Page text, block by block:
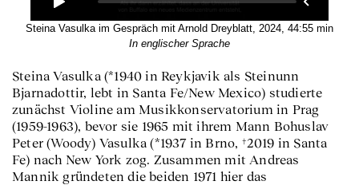
Steina Vasulka im Gespräch mit Arnold Dreyblatt, 2024, 44:55 min
In englischer Sprache
Steina Vasulka (*1940 in Reykjavik als Steinunn
Bjarnadottir, lebt in Santa Fe/New Mexico) studierte
zunächst Violine am Musikkonservatorium in Prag
(1959-1963), bevor sie 1965 mit ihrem Mann Bohuslav
Peter (Woody) Vasulka (*1937 in Brno, †2019 in Santa
Fe) nach New York zog. Zusammen mit Andreas
Mannik gründeten die beiden 1971 hier das